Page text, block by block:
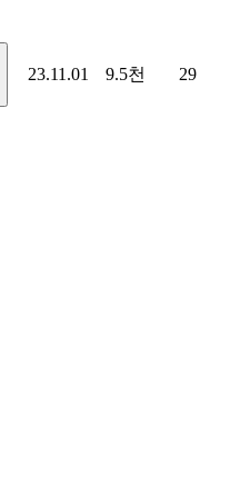
23.11.01 9.5천 29